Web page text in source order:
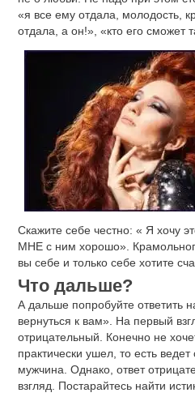
«я все ему отдала, молодость,
отдала, а он!», «кто его сможет
Скажите себе честно: « Я хочу
МНЕ с ним хорошо».
вы себе и только себе хотите
Что дальше?
А дальше попробуйте ответить
вернуться к вам». На первый
отрицательный. Конечно не
практически ушел, то есть
мужчина. Однако, ответ
взгляд. Постарайтесь найти